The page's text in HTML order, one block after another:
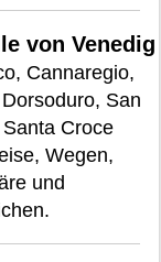
von Venedig
Cannaregio,
San
Croce
Wegen,
und